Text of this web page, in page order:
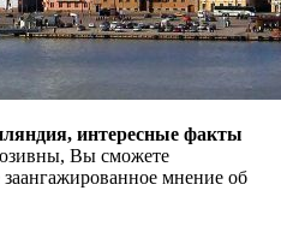
интересные факты
Вы сможете
мнение об